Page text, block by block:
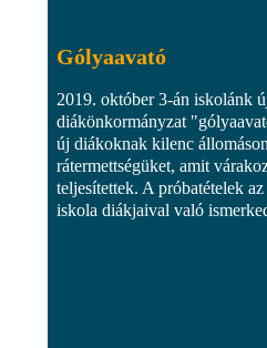
Gólyaavató
2019. október 3-án iskolánk
diákönkormányzat
új diákoknak kilenc
rátermettségüket, amit
teljesítettek. A próbatételek
iskola diákjaival való